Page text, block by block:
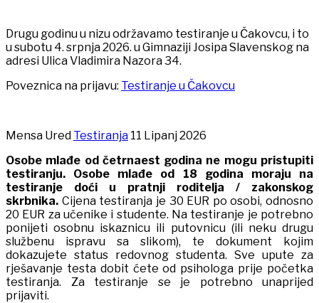
Drugu godinu u nizu održavamo testiranje u Čakovcu, i to
u subotu 4. srpnja 2026. u Gimnaziji Josipa Slavenskog na
adresi Ulica Vladimira Nazora 34.
Poveznica na prijavu: Testiranje u Čakovcu
Mensa Ured Testiranja 11 Lipanj 2026
Osobe mlađe od četrnaest godina ne mogu pristupiti
testiranju.
Osobe mlađe od 18 godina moraju na
testiranje doći u pratnji roditelja
/
zakonskog
skrbnika. Cijena testiranja je 30 EUR po osobi, odnosno
20 EUR za učenike i studente. Na testiranje je potrebno
ponijeti osobnu iskaznicu ili putovnicu (ili neku drugu
službenu ispravu sa slikom), te dokument kojim
dokazujete status redovnog studenta. Sve upute za
rješavanje testa dobit ćete od psihologa prije početka
testiranja. Za testiranje se je potrebno unaprijed
prijaviti.